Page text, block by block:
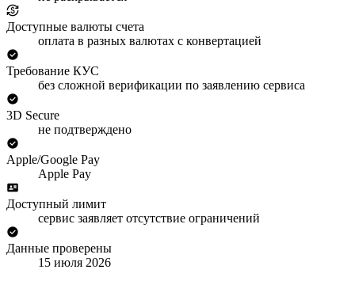
Доступные валюты счета
оплата в разных валютах с конвертацией
Требование КУС
без сложной верификации по заявлению сервиса
3D Secure
не подтверждено
Apple/Google Pay
Apple Pay
Доступный лимит
сервис заявляет отсутствие ограничений
Данные проверены
15 июля 2026